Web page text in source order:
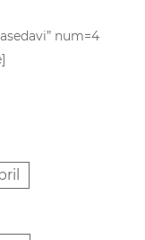
num=4